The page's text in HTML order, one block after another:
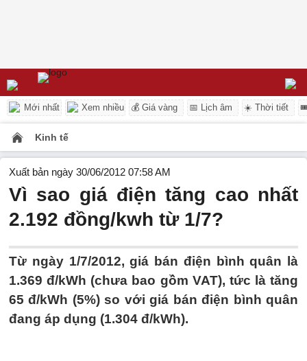
Mới nhất Xem nhiều 💰 Giá vàng 📅 Lịch âm ☀️ Thời tiết
Kinh tế
Xuất bản ngày 30/06/2012 07:58 AM
Vì sao giá điện tăng cao nhất
2.192 đồng/kwh từ 1/7?
Từ ngày 1/7/2012, giá bán điện bình quân là
1.369 đ/kWh (chưa bao gồm VAT), tức là tăng
65 đ/kWh (5%) so với giá bán điện bình quân
đang áp dụng (1.304 đ/kWh).